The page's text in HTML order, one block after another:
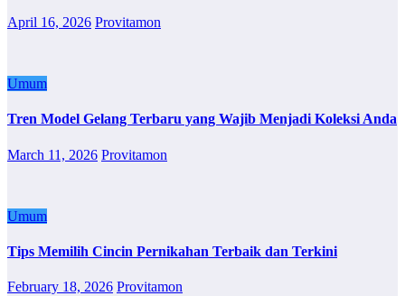
April 16, 2026 Provitamon
Umum
Tren Model Gelang Terbaru yang Wajib Menjadi Koleksi Anda
March 11, 2026 Provitamon
Umum
Tips Memilih Cincin Pernikahan Terbaik dan Terkini
February 18, 2026 Provitamon